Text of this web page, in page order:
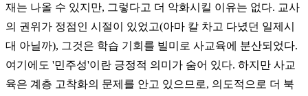
재는 나올 수 있지만, 그렇다고 더 악화시킬 이유는 없다. 교사
의 권위가 정점인 시절이 있었고(아마 칼 차고 다녔던 일제시
대 아닐까), 그것은 학습 기회를 빌미로 사교육에 분산되었다.
여기에도 '민주성'이란 긍정적 의미가 숨어 있다. 하지만 사교
육은 계층 고착화의 문제를 안고 있으므로, 의도적으로 더 북